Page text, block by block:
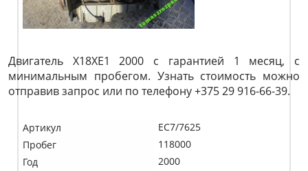
Двигатель X18XE1 2000 с гарантией 1 месяц, с
минимальным пробегом. Узнать стоимость можно
отправив запрос или по телефону +375 29 916-66-39.
Артикул
EC7/7625
Пробег
118000
Год
2000